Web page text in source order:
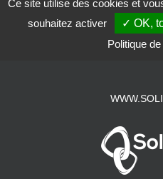
Ce site utilise des cookies et
souhaitez activer
✓ OK,
Politique